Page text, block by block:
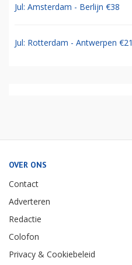
Jul: Amsterdam - Berlijn €38
Jul: Rotterdam - Antwerpen €21
OVER ONS
Contact
Adverteren
Redactie
Colofon
Privacy & Cookiebeleid